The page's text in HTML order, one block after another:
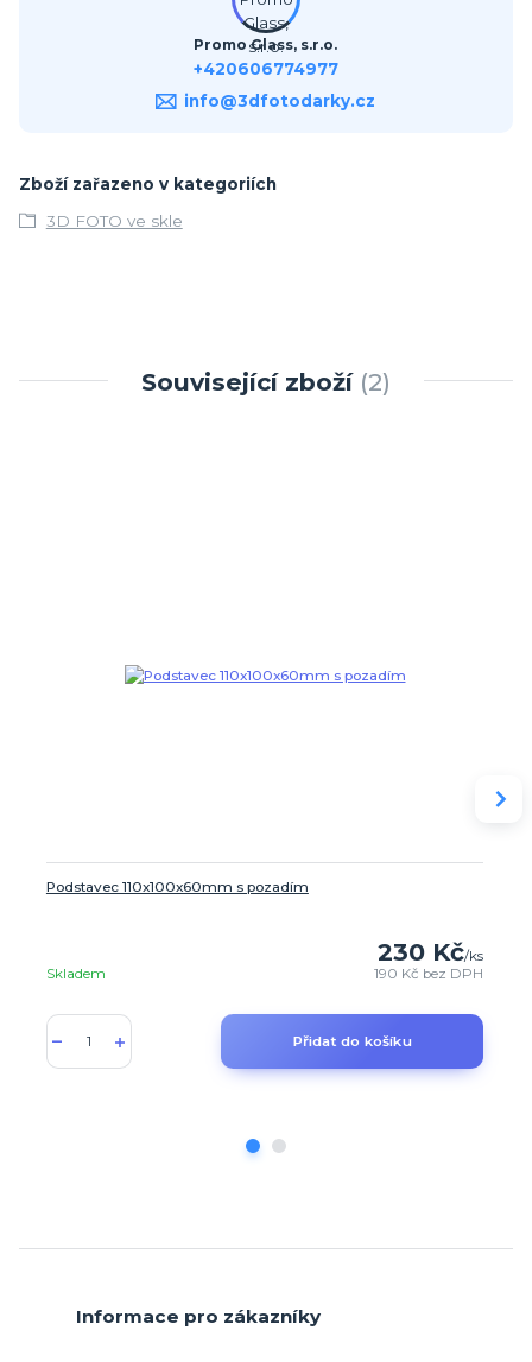
Promo Glass, s.r.o.
+420606774977
info@3dfotodarky.cz
Zboží zařazeno v kategoriích
3D FOTO ve skle
Související zboží 2
Podstavec 110x100x60mm s pozadím
230 Kč/ks
190 Kč bez DPH
Skladem
Přidat do košíku
Informace pro zákazníky